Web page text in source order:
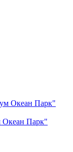
Океан Парк"